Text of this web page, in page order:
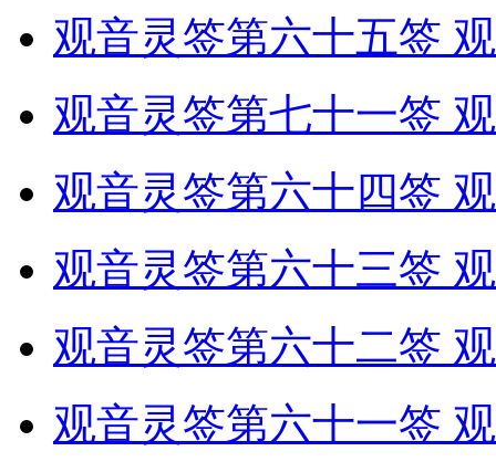
观音灵签第六十五签
观音灵签第七十一签
观音灵签第六十四签
观音灵签第六十三签
观音灵签第六十二签
观音灵签第六十一签